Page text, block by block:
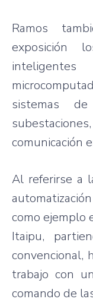
Ramos
exposición
inteligentes
sistemas
subestaciones
comunicación
Al referirse a
automatización
como ejemplo
Itaipu,
convencional,
trabajo con
comando de